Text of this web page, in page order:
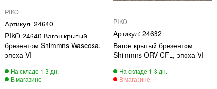
PIKO
24640
PIKO 24640 Вагон крытый
брезентом Shimmns Wascosa,
эпоха VI
PIKO
24632
Вагон крытый брезентом
Shimmns ORV CFL, эпоха VI